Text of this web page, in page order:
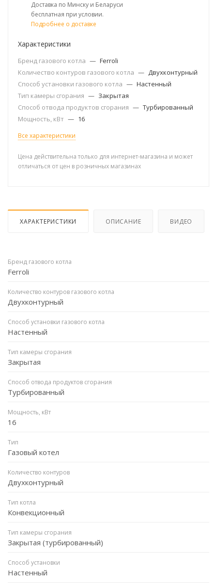
Доставка по Минску и Беларуси
бесплатная при условии.
Подробнее о доставке
Характеристики
Бренд газового котла — Ferroli
Количество контуров газового котла — Двухконтурный
Способ установки газового котла — Настенный
Тип камеры сгорания — Закрытая
Способ отвода продуктов сгорания — Турбированный
Мощность, кВт — 16
Все характеристики
Цена действительна только для интернет-магазина и может
отличаться от цен в розничных магазинах
ХАРАКТЕРИСТИКИ ОПИСАНИЕ ВИДЕО
Бренд газового котла
Ferroli
Количество контуров газового котла
Двухконтурный
Способ установки газового котла
Настенный
Тип камеры сгорания
Закрытая
Способ отвода продуктов сгорания
Турбированный
Мощность, кВт
16
Тип
Газовый котел
Количество контуров
Двухконтурный
Тип котла
Конвекционный
Тип камеры сгорания
Закрытая (турбированный)
Способ установки
Настенный